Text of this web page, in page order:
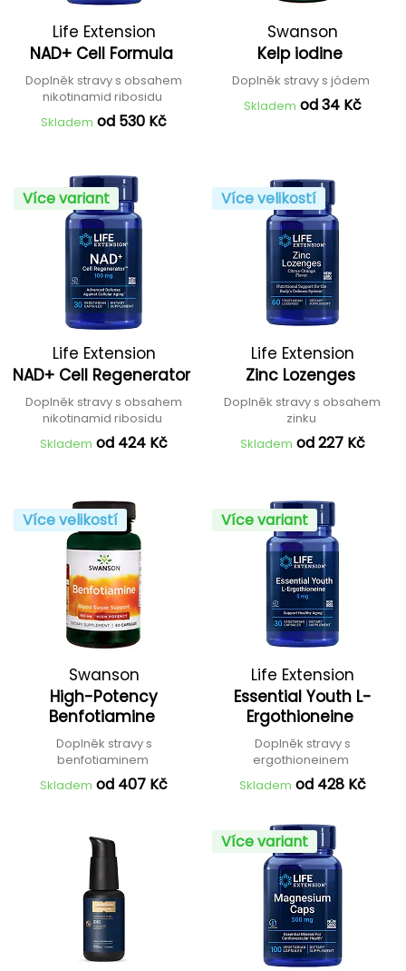
Life Extension
NAD+ Cell Formula
Doplněk stravy s obsahem
nikotinamid ribosidu
Skladem od 530 Kč
Swanson
Kelp iodine
Doplněk stravy s jódem
Skladem od 34 Kč
Více variant
Life Extension
NAD+ Cell Regenerator
Doplněk stravy s obsahem
nikotinamid ribosidu
Skladem od 424 Kč
Více velikostí
Life Extension
Zinc Lozenges
Doplněk stravy s obsahem
zinku
Skladem od 227 Kč
Více velikostí
Swanson
High-Potency
Benfotiamine
Doplněk stravy s
benfotiaminem
Skladem od 407 Kč
Více variant
Life Extension
Essential Youth L-
Ergothioneine
Doplněk stravy s
ergothioneinem
Skladem od 428 Kč
Více variant